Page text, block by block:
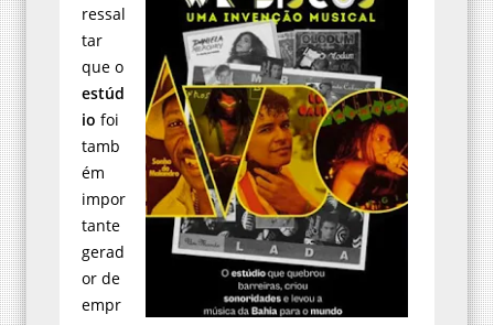
ressal
tar
que o
estúd
io foi
tamb
ém
impor
tante
gerad
or de
empr